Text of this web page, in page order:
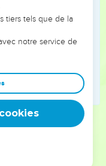
l’Eglise
où elle vit, se pose
qui l’entoure et
espérance, soyez
et respect »
worldwide.
tiers tels que de la
notre service de